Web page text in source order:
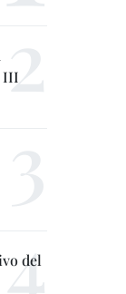
III
del